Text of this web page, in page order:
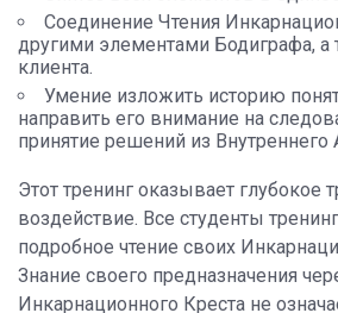
Соединение Чтения
другими элементами Бодиграфа, а
клиента.
Умение изложить историю
направить его внимание на
принятие решений из Внутреннего
Этот тренинг оказывает глубокое
воздействие. Все студенты
подробное чтение своих
Знание своего предназначения
Инкарнационного Креста не